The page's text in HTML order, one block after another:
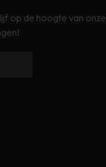
op de hoogte van onze